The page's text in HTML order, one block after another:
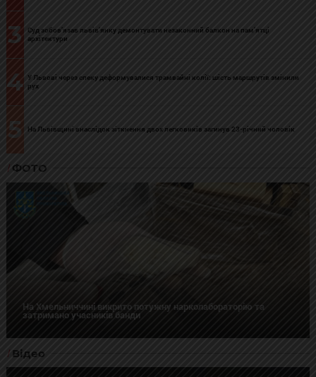
3
Суд зобов’язав львів’янку демонтувати незаконний балкон на пам’ятці
архітектури
4 У Львові через спеку деформувалися трамвайні колії: шість маршрутів змінили
рух
5 На Львівщині внаслідок зіткнення двох легковиків загинув 23-річний чоловік
ФОТО
На Хмельниччині викрито потужну нарколабораторію та
затримано учасників банди
Відео